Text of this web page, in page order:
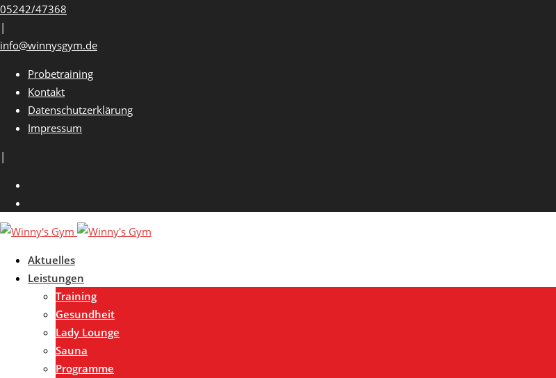
Skip
to
content
05242/47368
|
info@winnysgym.de
Probetraining
Kontakt
Datenschutzerklärung
Impressum
|
Aktuelles
Leistungen
Training
Gesundheit
Lady Lounge
Sauna
Programme